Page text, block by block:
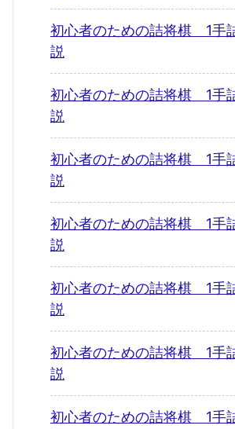
初心者のための詰将棋 1
説
初心者のための詰将棋 1手
説
初心者のための詰将棋 1手
説
初心者のための詰将棋 1手
説
初心者のための詰将棋 1手
説
初心者のための詰将棋 1
説
初心者のための詰将棋 1手